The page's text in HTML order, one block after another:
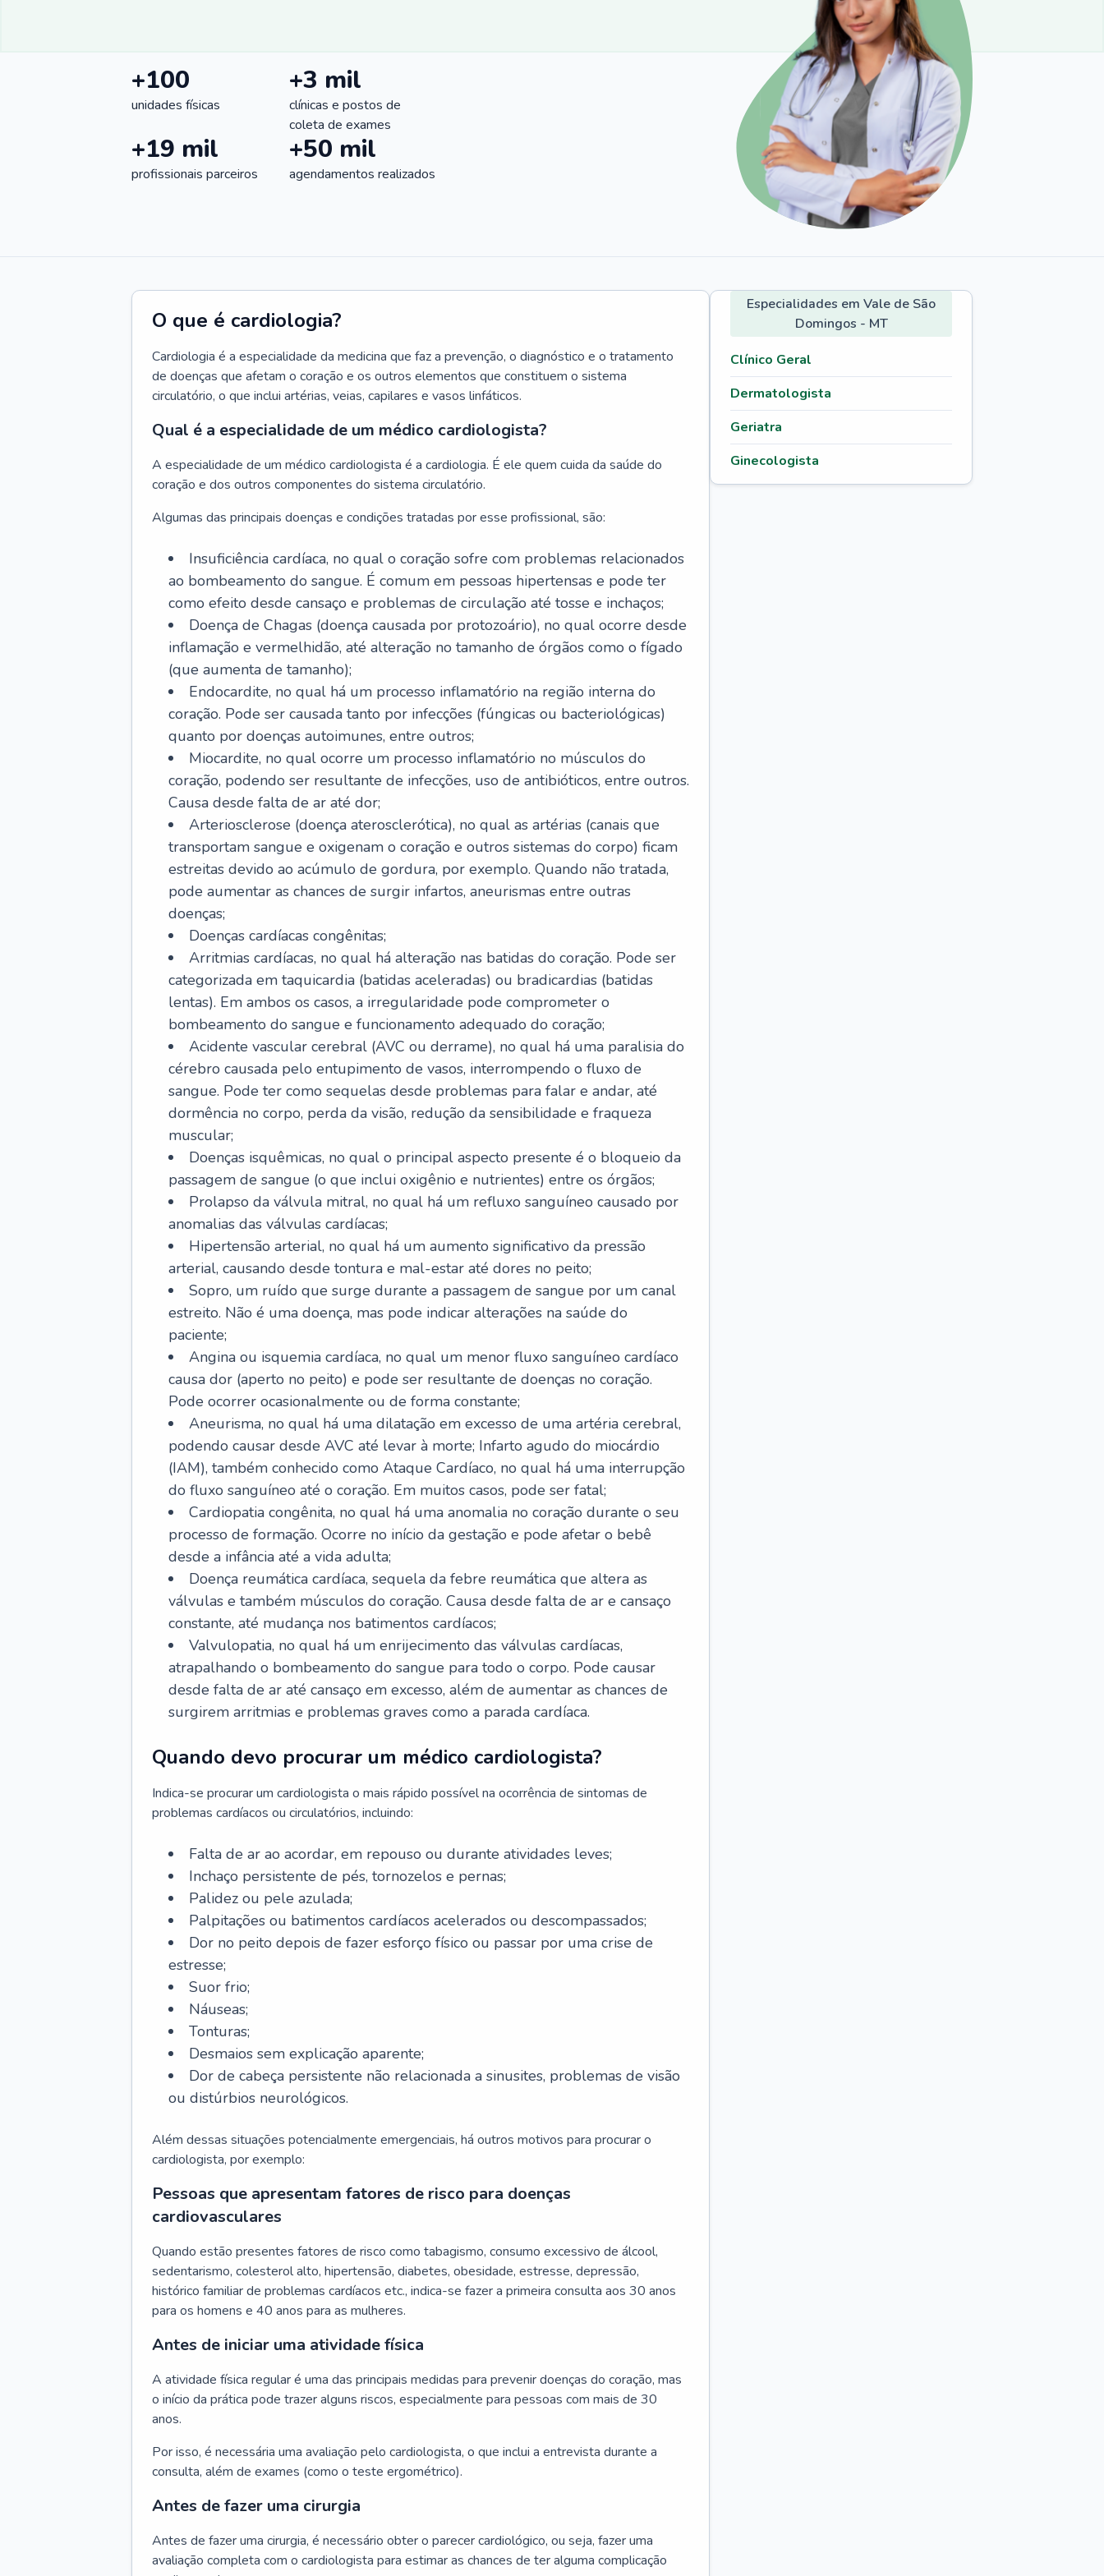
+100
unidades físicas
+3 mil
clínicas e postos de
coleta de exames
+19 mil
profissionais parceiros
+50 mil
agendamentos realizados
O que é cardiologia?
Cardiologia é a especialidade da medicina que faz a prevenção, o diagnóstico e o tratamento
de doenças que afetam o coração e os outros elementos que constituem o sistema
circulatório, o que inclui artérias, veias, capilares e vasos linfáticos.
Qual é a especialidade de um médico cardiologista?
A especialidade de um médico cardiologista é a cardiologia. É ele quem cuida da saúde do
coração e dos outros componentes do sistema circulatório.
Algumas das principais doenças e condições tratadas por esse profissional, são:
Insuficiência cardíaca, no qual o coração sofre com problemas relacionados
ao bombeamento do sangue. É comum em pessoas hipertensas e pode ter
como efeito desde cansaço e problemas de circulação até tosse e inchaços;
Doença de Chagas (doença causada por protozoário), no qual ocorre desde
inflamação e vermelhidão, até alteração no tamanho de órgãos como o fígado
(que aumenta de tamanho);
Endocardite, no qual há um processo inflamatório na região interna do
coração. Pode ser causada tanto por infecções (fúngicas ou bacteriológicas)
quanto por doenças autoimunes, entre outros;
Miocardite, no qual ocorre um processo inflamatório no músculos do
coração, podendo ser resultante de infecções, uso de antibióticos, entre outros.
Causa desde falta de ar até dor;
Arteriosclerose (doença aterosclerótica), no qual as artérias (canais que
transportam sangue e oxigenam o coração e outros sistemas do corpo) ficam
estreitas devido ao acúmulo de gordura, por exemplo. Quando não tratada,
pode aumentar as chances de surgir infartos, aneurismas entre outras
doenças;
Doenças cardíacas congênitas;
Arritmias cardíacas, no qual há alteração nas batidas do coração. Pode ser
categorizada em taquicardia (batidas aceleradas) ou bradicardias (batidas
lentas). Em ambos os casos, a irregularidade pode comprometer o
bombeamento do sangue e funcionamento adequado do coração;
Acidente vascular cerebral (AVC ou derrame), no qual há uma paralisia do
cérebro causada pelo entupimento de vasos, interrompendo o fluxo de
sangue. Pode ter como sequelas desde problemas para falar e andar, até
dormência no corpo, perda da visão, redução da sensibilidade e fraqueza
muscular;
Doenças isquêmicas, no qual o principal aspecto presente é o bloqueio da
passagem de sangue (o que inclui oxigênio e nutrientes) entre os órgãos;
Prolapso da válvula mitral, no qual há um refluxo sanguíneo causado por
anomalias das válvulas cardíacas;
Hipertensão arterial, no qual há um aumento significativo da pressão
arterial, causando desde tontura e mal-estar até dores no peito;
Sopro, um ruído que surge durante a passagem de sangue por um canal
estreito. Não é uma doença, mas pode indicar alterações na saúde do
paciente;
Angina ou isquemia cardíaca, no qual um menor fluxo sanguíneo cardíaco
causa dor (aperto no peito) e pode ser resultante de doenças no coração.
Pode ocorrer ocasionalmente ou de forma constante;
Aneurisma, no qual há uma dilatação em excesso de uma artéria cerebral,
podendo causar desde AVC até levar à morte; Infarto agudo do miocárdio
(IAM), também conhecido como Ataque Cardíaco, no qual há uma interrupção
do fluxo sanguíneo até o coração. Em muitos casos, pode ser fatal;
Cardiopatia congênita, no qual há uma anomalia no coração durante o seu
processo de formação. Ocorre no início da gestação e pode afetar o bebê
desde a infância até a vida adulta;
Doença reumática cardíaca, sequela da febre reumática que altera as
válvulas e também músculos do coração. Causa desde falta de ar e cansaço
constante, até mudança nos batimentos cardíacos;
Valvulopatia, no qual há um enrijecimento das válvulas cardíacas,
atrapalhando o bombeamento do sangue para todo o corpo. Pode causar
desde falta de ar até cansaço em excesso, além de aumentar as chances de
surgirem arritmias e problemas graves como a parada cardíaca.
Quando devo procurar um médico cardiologista?
Indica-se procurar um cardiologista o mais rápido possível na ocorrência de sintomas de
problemas cardíacos ou circulatórios, incluindo:
Falta de ar ao acordar, em repouso ou durante atividades leves;
Inchaço persistente de pés, tornozelos e pernas;
Palidez ou pele azulada;
Palpitações ou batimentos cardíacos acelerados ou descompassados;
Dor no peito depois de fazer esforço físico ou passar por uma crise de
estresse;
Suor frio;
Náuseas;
Tonturas;
Desmaios sem explicação aparente;
Dor de cabeça persistente não relacionada a sinusites, problemas de visão
ou distúrbios neurológicos.
Além dessas situações potencialmente emergenciais, há outros motivos para procurar o
cardiologista, por exemplo:
Pessoas que apresentam fatores de risco para doenças
cardiovasculares
Quando estão presentes fatores de risco como tabagismo, consumo excessivo de álcool,
sedentarismo, colesterol alto, hipertensão, diabetes, obesidade, estresse, depressão,
histórico familiar de problemas cardíacos etc., indica-se fazer a primeira consulta aos 30 anos
para os homens e 40 anos para as mulheres.
Antes de iniciar uma atividade física
A atividade física regular é uma das principais medidas para prevenir doenças do coração, mas
o início da prática pode trazer alguns riscos, especialmente para pessoas com mais de 30
anos.
Por isso, é necessária uma avaliação pelo cardiologista, o que inclui a entrevista durante a
consulta, além de exames (como o teste ergométrico).
Antes de fazer uma cirurgia
Antes de fazer uma cirurgia, é necessário obter o parecer cardiológico, ou seja, fazer uma
avaliação completa com o cardiologista para estimar as chances de ter alguma complicação
Especialidades em Vale de São
Domingos - MT
Clínico Geral
Dermatologista
Geriatra
Ginecologista